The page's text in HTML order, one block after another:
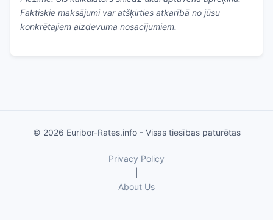
Faktiskie maksājumi var atšķirties atkarībā no jūsu
konkrētajiem aizdevuma nosacījumiem.
© 2026 Euribor-Rates.info - Visas tiesības paturētas
Privacy Policy
About Us